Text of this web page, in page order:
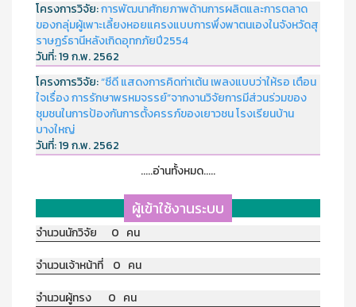
โครงการวิจัย:การพัฒนาศักยภาพด้านการผลิตและการตลาด
ของกลุ่มผู้เพาะเลี้ยงหอยแครงแบบการพึ่งพาตนเองในจังหวัดสุ
ราษฏร์ธานีหลังเกิดอุทกภัยปี2554
วันที่:19 ก.พ. 2562
โครงการวิจัย:“ซีดี แสดงการคิดท่าเต้น เพลงแบบว่าให้รอ เตือน
ใจเรื่อง การรักษาพรหมจรรย์”จากงานวิจัยการมีส่วนร่วมของ
ชุมชนในการป้องกันการตั้งครรภ์ของเยาวชน โรงเรียนบ้าน
บางใหญ่
วันที่:19 ก.พ. 2562
.....อ่านทั้งหมด.....
ผู้เข้าใช้งานระบบ
จำนวนนักวิจัย 0 คน
จำนวนเจ้าหน้าที่ 0 คน
จำนวนผู้ทรง 0 คน